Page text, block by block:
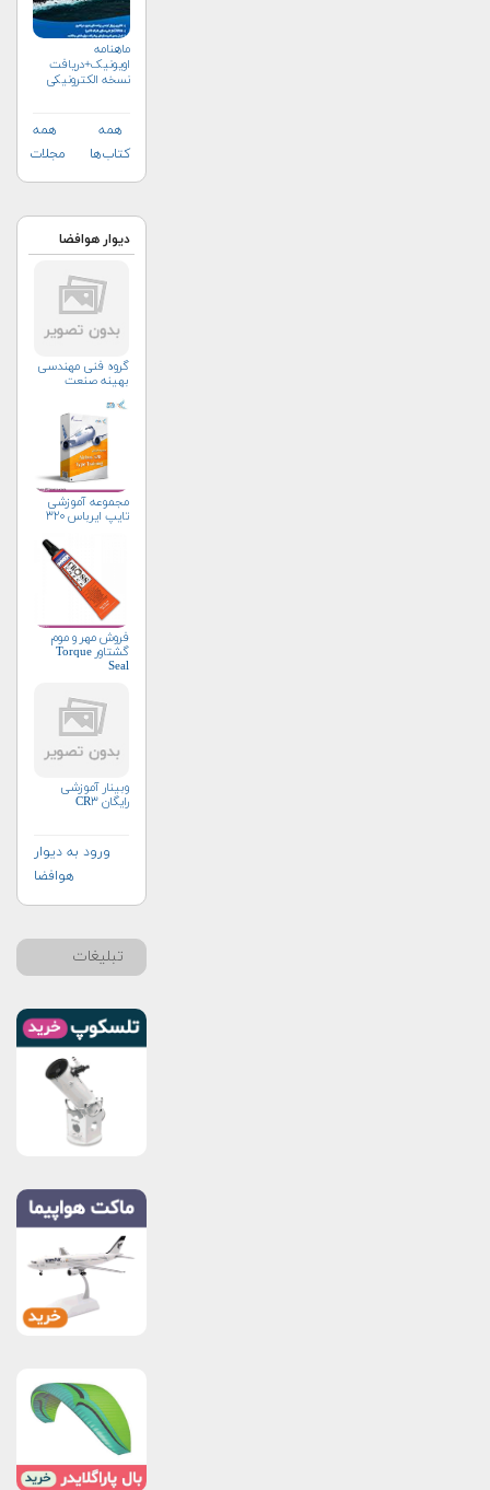
ماهنامه
اویونیک+دریافت
نسخه الکترونیکی
همه
کتاب‌ها
همه
مجلات
دیوار هوافضا
گروه فنی مهندسی
بهینه صنعت
مجموعه آموزشی
تایپ ایرباس ۳۲۰
فروش مهر و موم
گشتاور Torque
Seal
وبینار آموزشی
رایگان CR۳
ورود به دیوار
هوافضا
تبلیغات